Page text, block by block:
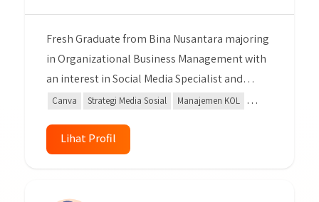
Fresh Graduate from Bina Nusantara majoring
in Organizational Business Management with
an interest in Social Media Specialist and
Digital Marketing. I can create content,
some design graphic.
Canva Strategi Media Sosial
Manajemen KOL
Google Analytics
Analisis Laporan
Lihat Profil